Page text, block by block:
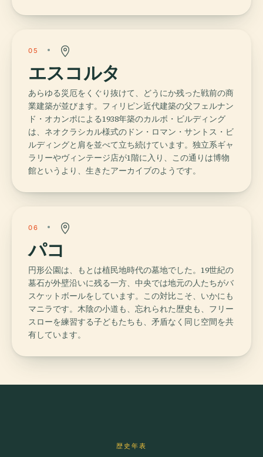
05
エスコルタ
あらゆる災厄をくぐり抜けて、どうにか残った戦前の商
業建築が並びます。フィリピン近代建築の父フェルナン
ド・オカンポによる1938年築のカルボ・ビルディング
は、ネオクラシカル様式のドン・ロマン・サントス・ビ
ルディングと肩を並べて立ち続けています。独立系ギャ
ラリーやヴィンテージ店が1階に入り、この通りは博物
館というより、生きたアーカイブのようです。
06
パコ
円形公園は、もとは植民地時代の墓地でした。19世紀の
墓石が外壁沿いに残る一方、中央では地元の人たちがバ
スケットボールをしています。この対比こそ、いかにも
マニラです。木陰の小道も、忘れられた歴史も、フリー
スローを練習する子どもたちも、矛盾なく同じ空間を共
有しています。
歴史年表